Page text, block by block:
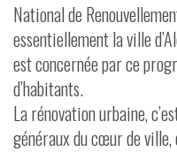
National de
essentiellement la ville
est concernée par ce
d’habitants.
La rénovation urbaine,
généraux du cœur de ville,